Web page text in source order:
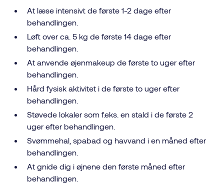
At læse intensivt de første 1-2 dage efter
behandlingen.
Løft over ca. 5 kg de første 14 dage efter
behandlingen.
At anvende øjenmakeup de første to uger efter
behandlingen.
Hård fysisk aktivitet i de første to uger efter
behandlingen.
Støvede lokaler som f.eks. en stald i de første 2
uger efter behandlingen.
Svømmehal, spabad og havvand i en måned efter
behandlingen.
At gnide dig i øjnene den første måned efter
behandlingen.